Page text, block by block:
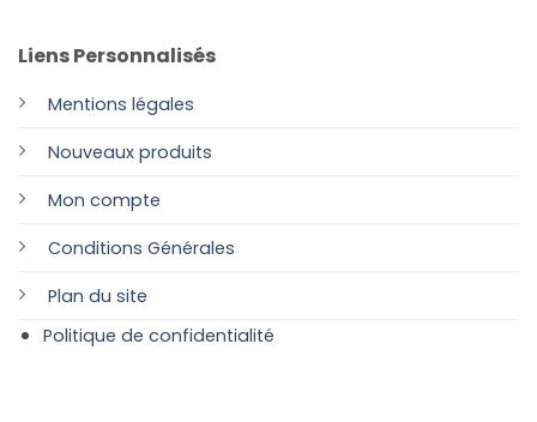
Liens Personnalisés
Mentions légales
Nouveaux produits
Mon compte
Conditions Générales
Plan du site
Politique de confidentialité